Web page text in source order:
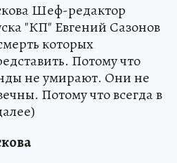
Шеф-редактор
"КП" Евгений Сазонов
которых
Потому что
не умирают. Они не
Потому что всегда в